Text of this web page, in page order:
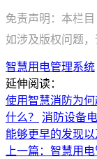
免责声明：本栏
如涉及版权问题，
智慧用电管理系统
延伸阅读：
使用智慧消防为
什么？
消防设备
能够更早的发现
上一篇：智慧用